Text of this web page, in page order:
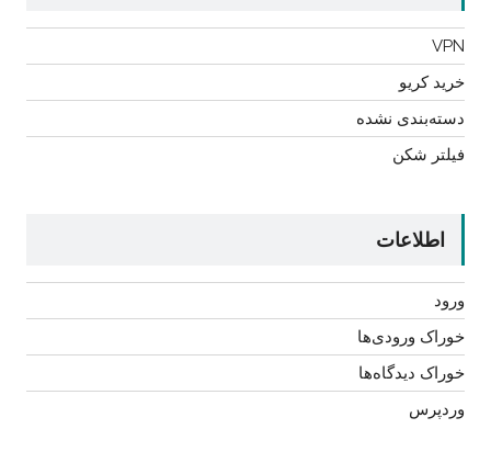
VPN
خرید کریو
دسته‌بندی نشده
فیلتر شکن
اطلاعات
ورود
خوراک ورودی‌ها
خوراک دیدگاه‌ها
وردپرس